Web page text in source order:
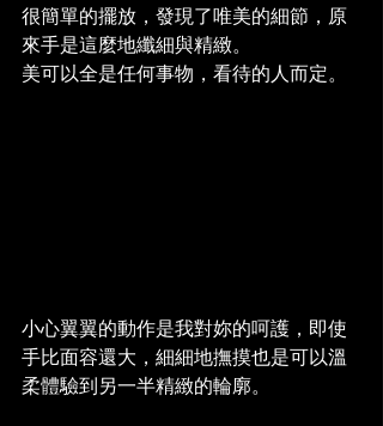
很簡單的擺放，發現了唯美的細節，原
來手是這麼地纖細與精緻。
美可以全是任何事物，看待的人而定。
小心翼翼的動作是我對妳的呵護，即使
手比面容還大，細細地撫摸也是可以溫
柔體驗到另一半精緻的輪廓。